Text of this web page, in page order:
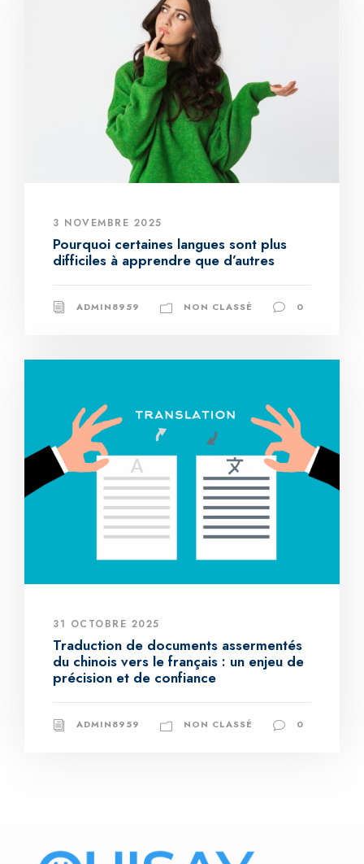
3 NOVEMBRE 2025
Pourquoi certaines langues sont plus
difficiles à apprendre que d’autres
ADMIN8959 NON CLASSÉ 0
31 OCTOBRE 2025
Traduction de documents assermentés
du chinois vers le français : un enjeu de
précision et de confiance
ADMIN8959 NON CLASSÉ 0